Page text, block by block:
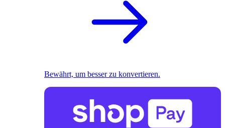
Bewährt, um besser zu konvertieren.